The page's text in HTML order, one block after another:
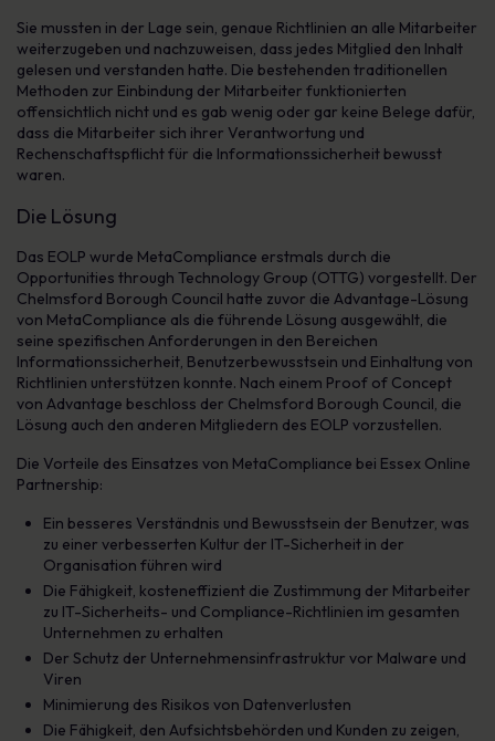
Sie mussten in der Lage sein, genaue Richtlinien an alle Mitarbeiter
weiterzugeben und nachzuweisen, dass jedes Mitglied den Inhalt
gelesen und verstanden hatte. Die bestehenden traditionellen
Methoden zur Einbindung der Mitarbeiter funktionierten
offensichtlich nicht und es gab wenig oder gar keine Belege dafür,
dass die Mitarbeiter sich ihrer Verantwortung und
Rechenschaftspflicht für die Informationssicherheit bewusst
waren.
Die Lösung
Das EOLP wurde MetaCompliance erstmals durch die
Opportunities through Technology Group (OTTG) vorgestellt. Der
Chelmsford Borough Council hatte zuvor die Advantage-Lösung
von MetaCompliance als die führende Lösung ausgewählt, die
seine spezifischen Anforderungen in den Bereichen
Informationssicherheit, Benutzerbewusstsein und Einhaltung von
Richtlinien unterstützen konnte. Nach einem Proof of Concept
von Advantage beschloss der Chelmsford Borough Council, die
Lösung auch den anderen Mitgliedern des EOLP vorzustellen.
Die Vorteile des Einsatzes von MetaCompliance bei Essex Online
Partnership:
Ein besseres Verständnis und Bewusstsein der Benutzer, was
zu einer verbesserten Kultur der IT-Sicherheit in der
Organisation führen wird
Die Fähigkeit, kosteneffizient die Zustimmung der Mitarbeiter
zu IT-Sicherheits- und Compliance-Richtlinien im gesamten
Unternehmen zu erhalten
Der Schutz der Unternehmensinfrastruktur vor Malware und
Viren
Minimierung des Risikos von Datenverlusten
Die Fähigkeit, den Aufsichtsbehörden und Kunden zu zeigen,